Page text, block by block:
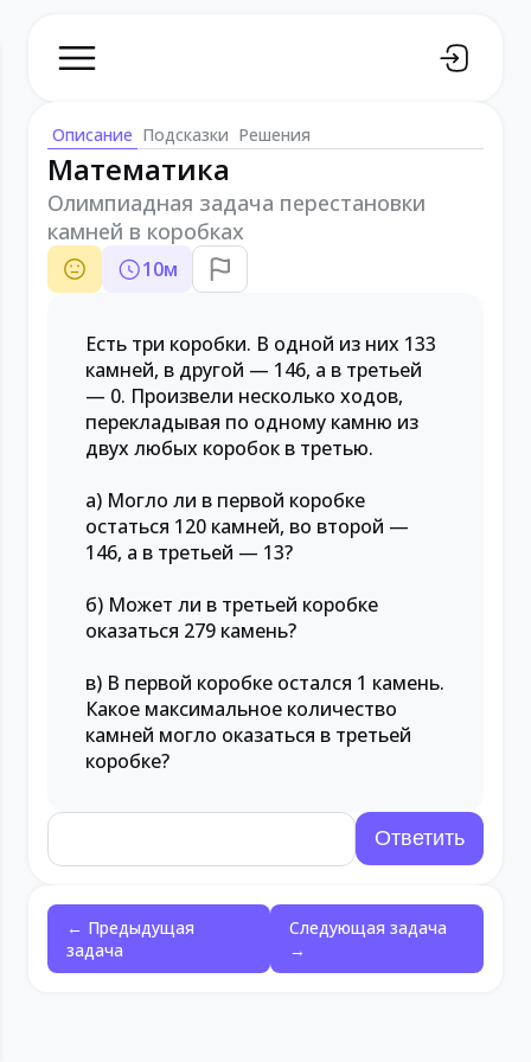
Описание Подсказки Решения
Математика
Олимпиадная задача перестановки
камней в коробках
10м
Есть три коробки. В одной из них 133
камней, в другой — 146, а в третьей
— 0. Произвели несколько ходов,
перекладывая по одному камню из
двух любых коробок в третью.
а) Могло ли в первой коробке
остаться 120 камней, во второй —
146, а в третьей — 13?
б) Может ли в третьей коробке
оказаться 279 камень?
в) В первой коробке остался 1 камень.
Какое максимальное количество
камней могло оказаться в третьей
коробке?
← Предыдущая
задача
Следующая задача
→